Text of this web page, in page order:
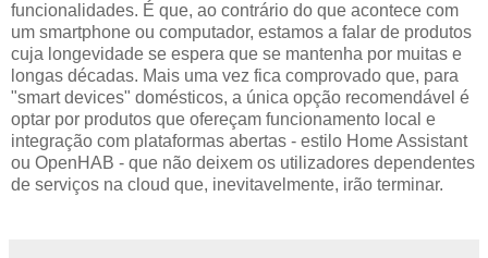
funcionalidades. É que, ao contrário do que acontece com
um smartphone ou computador, estamos a falar de produtos
cuja longevidade se espera que se mantenha por muitas e
longas décadas. Mais uma vez fica comprovado que, para
"smart devices" domésticos, a única opção recomendável é
optar por produtos que ofereçam funcionamento local e
integração com plataformas abertas - estilo Home Assistant
ou OpenHAB - que não deixem os utilizadores dependentes
de serviços na cloud que, inevitavelmente, irão terminar.